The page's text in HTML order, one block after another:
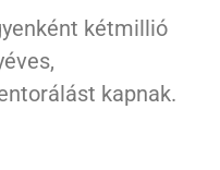
kétmillió
kapnak.